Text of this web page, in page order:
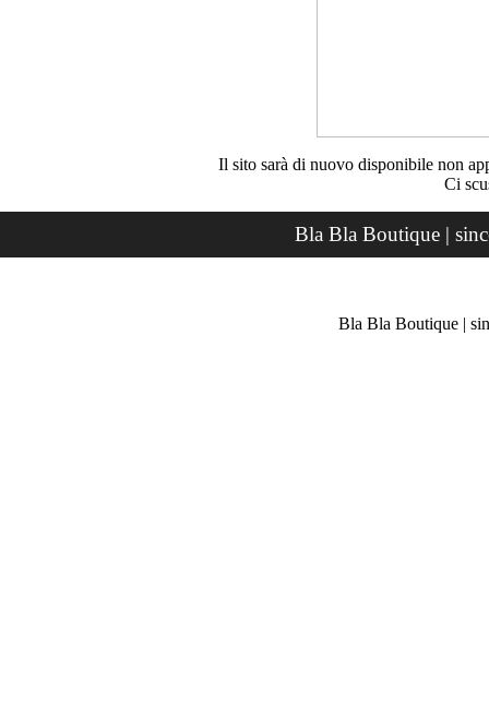
Il sito sarà di nuovo disponibile non
Ci
Bla Bla Boutique |
Bla Bla Boutique |